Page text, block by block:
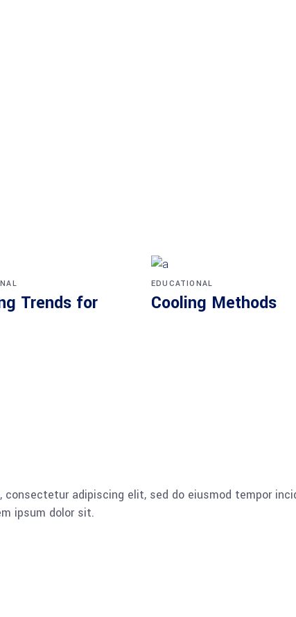
Trends for
EDUCATIONAL
Cooling Methods
consectetur adipiscing elit, sed do eiusmod tempor
ipsum dolor sit.